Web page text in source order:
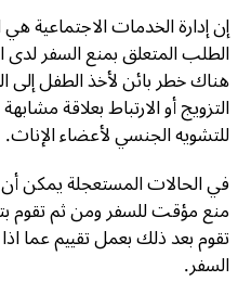
إن إدارة الخدمات الاجتماعية
الطلب المتعلق بمنع السفر لدى
هناك خطر بائن لأخذ الطفل إلى
التزويج أو الارتباط بعلاقة
للتشويه الجنسي لأعضاء الإناث.
في الحالات المستعجلة يمكن أن
منع مؤقت للسفر ومن ثم تقوم
تقوم بعد ذلك بعمل تقييم عما
السفر.